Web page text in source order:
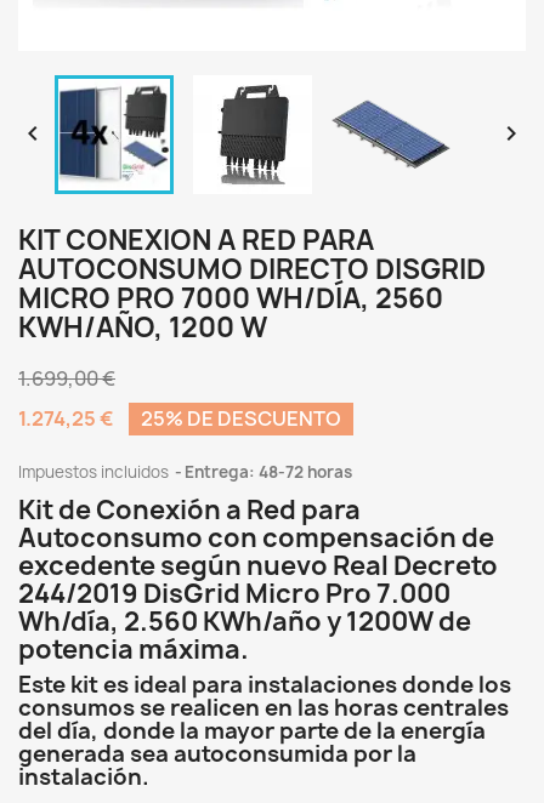
 
KIT CONEXION A RED PARA
AUTOCONSUMO DIRECTO DISGRID
MICRO PRO 7000 WH/DÍA, 2560
KWH/AÑO, 1200 W
1.699,00 €
1.274,25 €
25% DE DESCUENTO
Impuestos incluidos Entrega: 48-72 horas
Kit de Conexión a Red para
Autoconsumo con compensación de
excedente según nuevo Real Decreto
244/2019 DisGrid Micro Pro 7.000
Wh/día, 2.560 KWh/año y 1200W de
potencia máxima.
Este kit es ideal para instalaciones donde los
consumos se realicen en las horas centrales
del día, donde la mayor parte de la energía
generada sea autoconsumida por la
instalación.